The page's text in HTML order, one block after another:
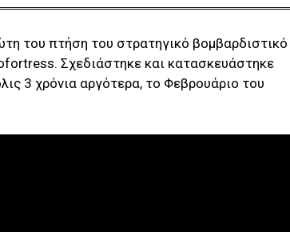
του πτήση του στρατηγικό βομβαρδιστικό
Σχεδιάστηκε και κατασκευάστηκε
3 χρόνια αργότερα, το Φεβρουάριο του